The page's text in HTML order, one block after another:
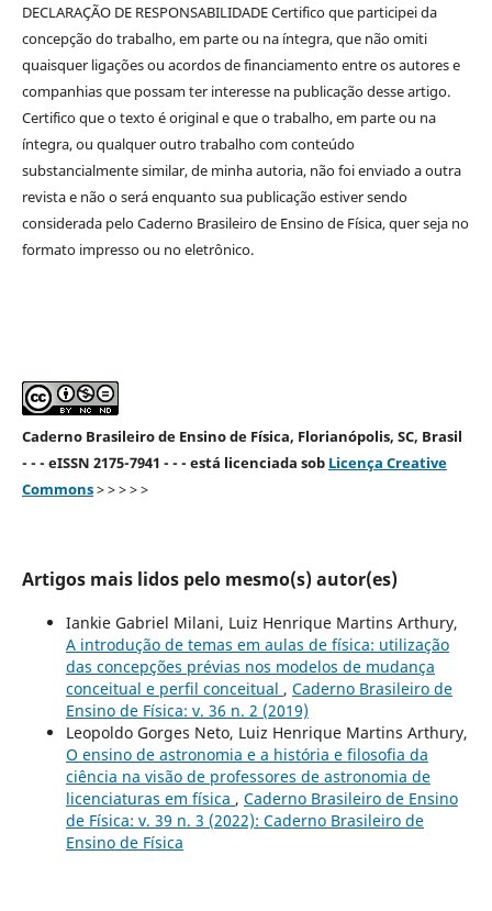
DECLARAÇÃO DE RESPONSABILIDADE Certifico que participei da
concepção do trabalho, em parte ou na íntegra, que não omiti
quaisquer ligações ou acordos de financiamento entre os autores e
companhias que possam ter interesse na publicação desse artigo.
Certifico que o texto é original e que o trabalho, em parte ou na
íntegra, ou qualquer outro trabalho com conteúdo
substancialmente similar, de minha autoria, não foi enviado a outra
revista e não o será enquanto sua publicação estiver sendo
considerada pelo Caderno Brasileiro de Ensino de Física, quer seja no
formato impresso ou no eletrônico.
Caderno Brasileiro de Ensino de Física, Florianópolis, SC, Brasil
- - - eISSN 2175-7941 - - - está licenciada sob Licença Creative
Commons> > > > >
Artigos mais lidos pelo mesmo(s) autor(es)
Iankie Gabriel Milani, Luiz Henrique Martins Arthury,
A introdução de temas em aulas de física: utilização
das concepções prévias nos modelos de mudança
conceitual e perfil conceitual , Caderno Brasileiro de
Ensino de Física: v. 36 n. 2 (2019)
Leopoldo Gorges Neto, Luiz Henrique Martins Arthury,
O ensino de astronomia e a história e filosofia da
ciência na visão de professores de astronomia de
licenciaturas em física , Caderno Brasileiro de Ensino
de Física: v. 39 n. 3 (2022): Caderno Brasileiro de
Ensino de Física